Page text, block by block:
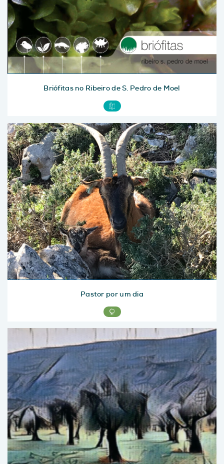
Briófitas no Ribeiro de S. Pedro de Moel
Pastor por um dia